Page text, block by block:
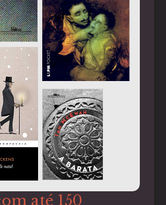
até 150